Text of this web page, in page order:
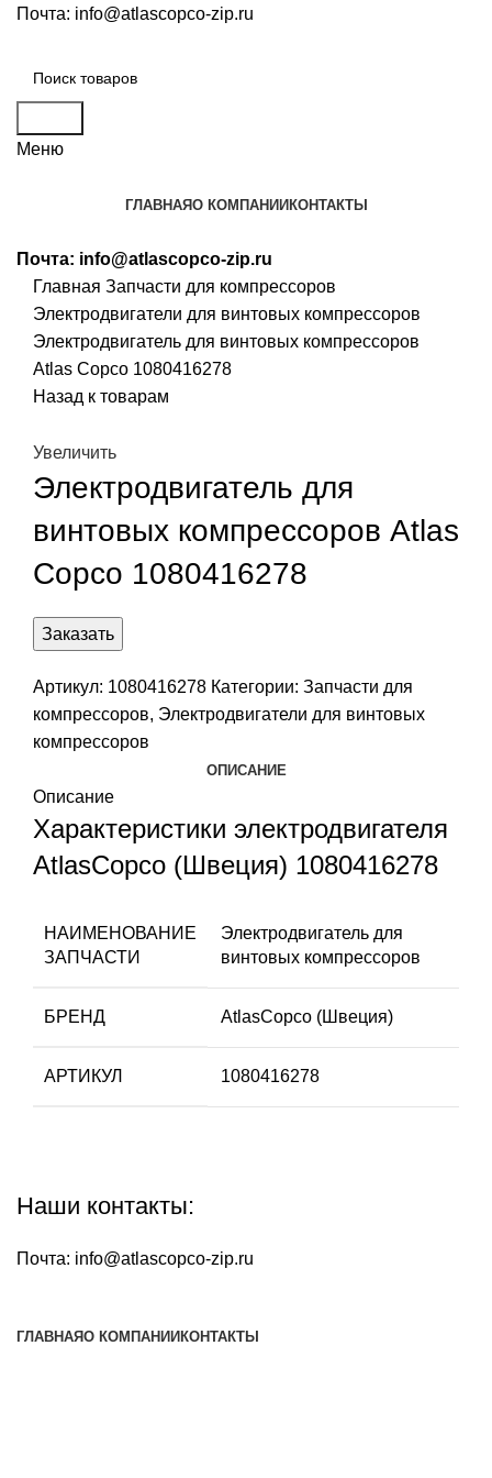
Почта: info@atlascopco-zip.ru
Меню
ГЛАВНАЯО КОМПАНИИ КОНТАКТЫ
Почта: info@atlascopco-zip.ru
Главная Запчасти для компрессоров
Электродвигатели для винтовых компрессоров
Электродвигатель для винтовых компрессоров
Atlas Copco 1080416278
Назад к товарам
Увеличить
Электродвигатель для
винтовых компрессоров Atlas
Copco 1080416278
Заказать
Артикул: 1080416278 Категории: Запчасти для
компрессоров, Электродвигатели для винтовых
компрессоров
ОПИСАНИЕ
Описание
Характеристики электродвигателя
AtlasCopco (Швеция) 1080416278
НАИМЕНОВАНИЕ
ЗАПЧАСТИ
Электродвигатель для
винтовых компрессоров
БРЕНД AtlasCopco (Швеция)
АРТИКУЛ 1080416278
Наши контакты:
Почта: info@atlascopco-zip.ru
ГЛАВНАЯО КОМПАНИИ КОНТАКТЫ